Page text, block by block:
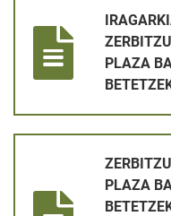
PLAZA
PLAZA